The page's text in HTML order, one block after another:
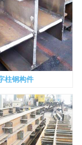
柱钢构件